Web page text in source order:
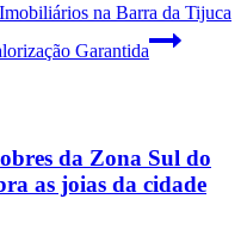
na Barra da Tijuca
Garantida
da Zona Sul do
as joias da cidade